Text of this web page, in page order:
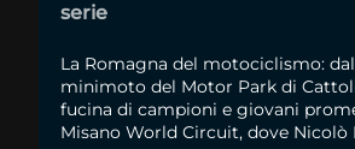
serie
La Romagna del motociclismo:
minimoto del Motor Park di
fucina di campioni e giovani
Misano World Circuit, dove Nicolò